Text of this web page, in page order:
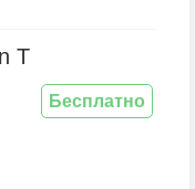
Themes
Бесплатно